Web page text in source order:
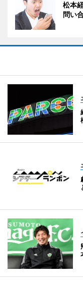
松本
問い